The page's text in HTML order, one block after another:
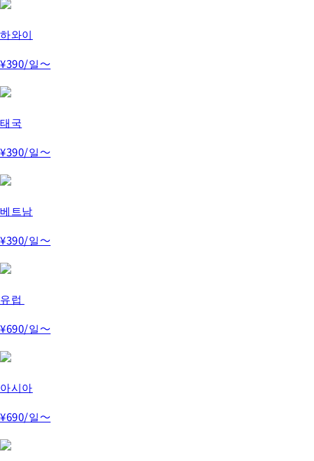
하와이
¥390/일～
태국
¥390/일～
베트남
¥390/일～
유럽 ​
¥690/일～
아시아
¥690/일～